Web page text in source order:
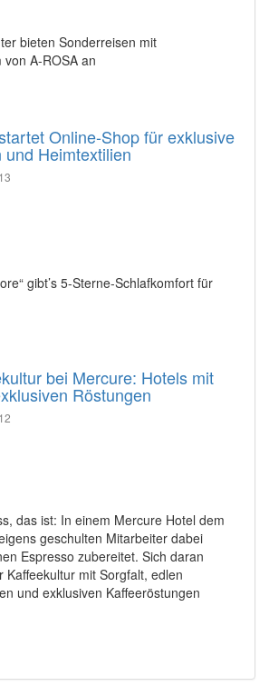
bieten Sonderreisen mit
A-ROSA an
Online-Shop für exklusive
und Heimtextilien
gibt’s 5-Sterne-Schlafkomfort für
bei Mercure: Hotels mit
Röstungen
das ist: In einem Mercure Hotel dem
geschulten Mitarbeiter dabei
Espresso zubereitet. Sich daran
Kaffeekultur mit Sorgfalt, edlen
und exklusiven Kaffeeröstungen